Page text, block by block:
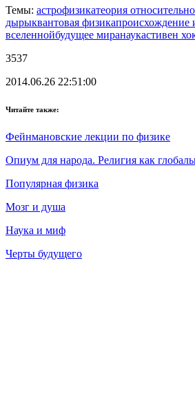
Темы: астрофизикатеория
дырыквантовая физикапроисхождение
вселеннойбудущее миранаукастивен
3537
2014.06.26 22:51:00
Читайте также:
Фейнмановские лекции по физике
Опиум для народа. Религия как
Популярная физика
Мозг и душа
Наука и миф
Черты будущего